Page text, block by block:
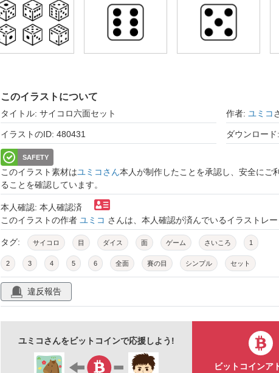
このイラストについて
タイトル: サイコロ六面セット 作者: ユミコ
イラストのID: 480431 ダウンロー
SAFETY
このイラスト素材はユミコさん本人が制作したことを承認し、安全にご
ることを確認しています。
本人確認: 本人確認済
このイラストの作者 ユミコ さんは、本人確認が済んでいるイラストレー
タグ: サイコロ 目 ダイス 面 ゲーム さいころ 1
2 3 4 5 6 全面 賽の目 シンプル セット
違反報告
ユミコさんをビットコインで応援しよう!
ビットコインア